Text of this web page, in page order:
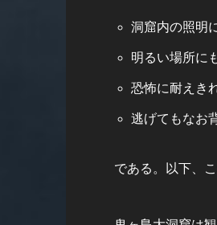
洞窟内の照明
明るい場所に
恐怖に耐えき
逃げてもなお
である。以下、